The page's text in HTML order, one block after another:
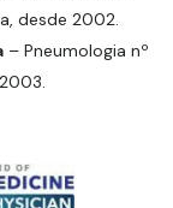
desde 2002.
– Pneumologia nº